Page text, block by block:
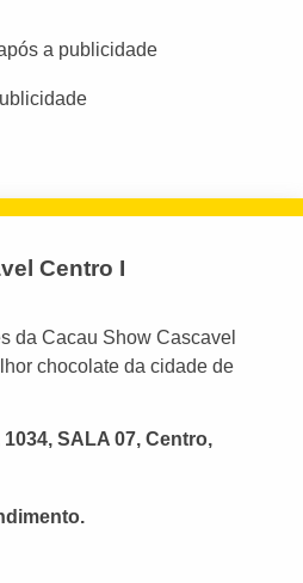
a publicidade
Centro I
da Cacau Show Cascavel
chocolate da cidade de
SALA 07, Centro,